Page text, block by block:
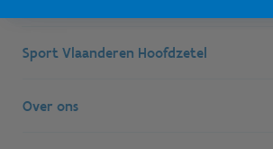
Sport Vlaanderen Hoofdzetel
Simon Bolivarlaan 17
Over ons